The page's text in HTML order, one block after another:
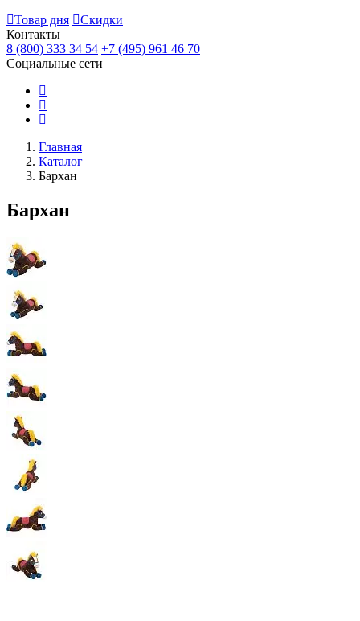
Товар дня
Скидки
Контакты
8 (800) 333 34 54 +7 (495) 961 46 70
Социальные сети
Главная
Каталог
Бархан
Бархан